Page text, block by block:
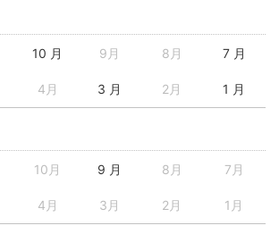
10 月 9月 8月 7 月
4月 3 月 2月 1 月
10月 9 月 8月 7月
4月 3月 2月 1月